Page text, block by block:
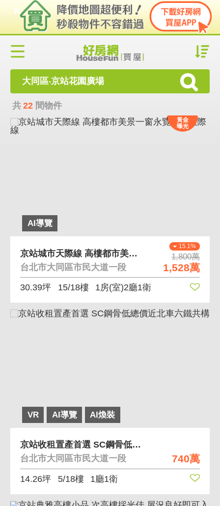
大同區‧京站花園廣場
共 22 間物件
AI導覽
黃金
曝光
15.1%
1,800萬
1,528萬
京站城市天際線 高樓都市美景一窗永覽北車天際線
台北市大同區市民大道一段
30.39坪 15/18樓 1房(室)2廳1衛
VR AI導覽 AI煥裝
740萬
京站收租置產首選 SC鋼骨低總價近北車六鐵共構
台北市大同區市民大道一段
14.26坪 5/18樓 1廳1衛